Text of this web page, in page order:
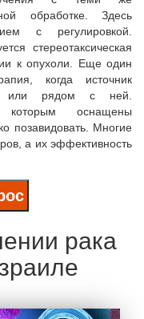
обработке. Здесь
с регулировкой.
стереотаксическая
к опухоли. Еще один
когда источник
или рядом с ней.
которым оснащены
позавидовать. Многие
а их эффективность
рака